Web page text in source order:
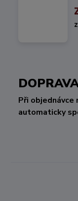
Při objednávce
automaticky